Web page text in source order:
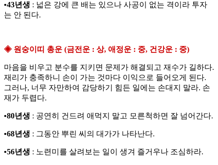
•43년생 : 넓은 강에 큰 배는 있으나 사공이 없는 격이라 투자
는 안 된다.
◈ 원숭이띠 총운 (금전운 : 상, 애정운 : 중, 건강운 : 중)
마음을 비우고 분수를 지키면 문제가 해결되고 재수가 길하다.
재리가 충족하니 손이 가는 것마다 이익으로 들어오게 된다.
그러나, 너무 자만하여 감당하기 힘든 일에는 손대지 말라. 손
재가 두렵다.
•80년생 : 공연히 건드려 애먹지 말고 모른척하면 잘 넘어간다.
•68년생 : 그동안 뿌린 씨의 대가가 나타난다.
•56년생 : 노련미를 살려보는 일이 생겨 즐거우나 조심하라.